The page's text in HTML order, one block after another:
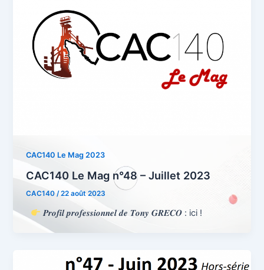
CAC140 Le Mag 2023
CAC140 Le Mag n°48 – Juillet 2023
CAC140/22 août 2023
𝑷𝒓𝒐𝒇𝒊𝒍 𝒑𝒓𝒐𝒇𝒆𝒔𝒔𝒊𝒐𝒏𝒏𝒆𝒍 𝒅𝒆 𝑻𝒐𝒏𝒚 𝑮𝑹𝑬𝑪𝑶 : ici !